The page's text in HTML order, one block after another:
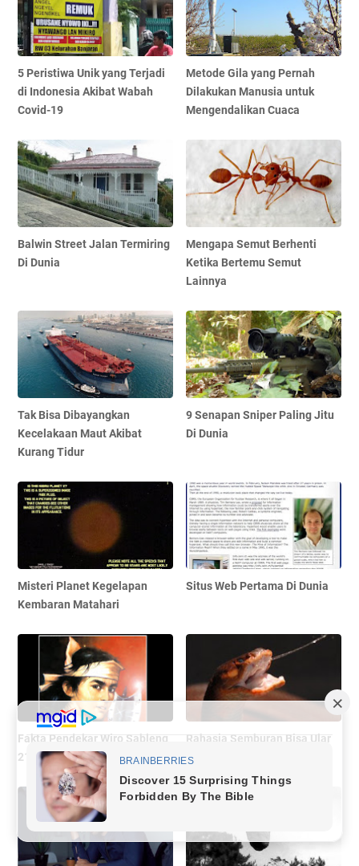
5 Peristiwa Unik yang Terjadi
di Indonesia Akibat Wabah
Covid-19
Metode Gila yang Pernah
Dilakukan Manusia untuk
Mengendalikan Cuaca
Balwin Street Jalan Termiring
Di Dunia
Mengapa Semut Berhenti
Ketika Bertemu Semut
Lainnya
Tak Bisa Dibayangkan
Kecelakaan Maut Akibat
Kurang Tidur
9 Senapan Sniper Paling Jitu
Di Dunia
Misteri Planet Kegelapan
Kembaran Matahari
Situs Web Pertama Di Dunia
Fakta Pendekar Wiro Sableng
212
Rahasia Semburan Bisa Ular
Kobra